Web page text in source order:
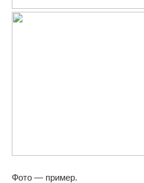
Фото — пример.